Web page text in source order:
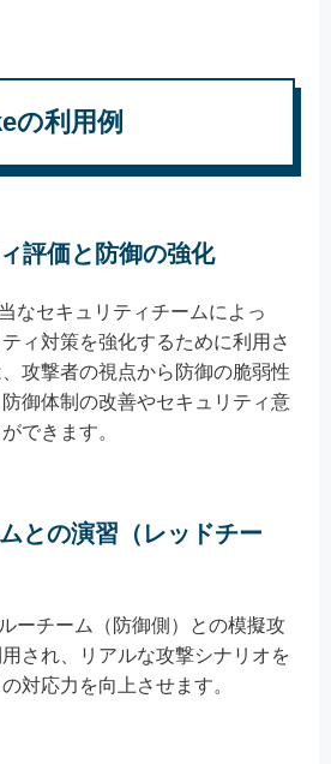
の利用例
評価と防御の強化
なセキュリティチームによっ
ィ対策を強化するために利用さ
攻撃者の視点から防御の脆弱性
御体制の改善やセキュリティ意
できます。
との演習（レッドチー
ーチーム（防御側）との模擬攻
され、リアルな攻撃シナリオを
対応力を向上させます。